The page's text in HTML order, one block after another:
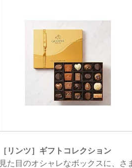
［リンツ］ギフトコレクション
見た目のオシャレなボックスに、